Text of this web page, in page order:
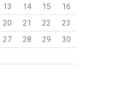
13 14 15
16
20 21 22
23
27 28 29
30